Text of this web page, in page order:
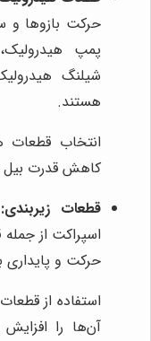
حرکت بازوها و
پمپ
شیلنگ
هستند.
انتخاب قطعات
کاهش قدرت بیل
قطعات زیربندی:
اسپراکت از
حرکت و پایداری
استفاده از
آن‌ها را